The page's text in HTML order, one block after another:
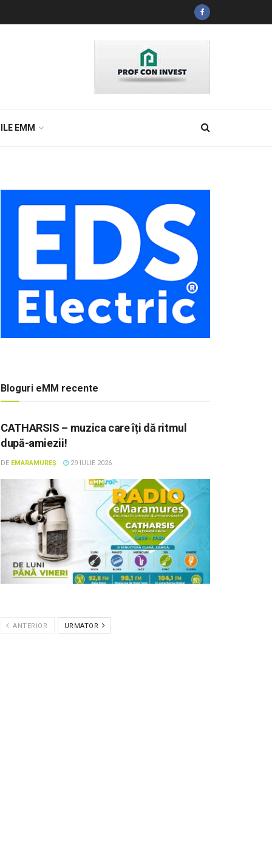
EMM
Bloguri eMM recente
CATHARSIS – muzica care îți dă ritmul
după-amiezii!
DE EMARAMUREȘ 29 IULIE 2026
ANTERIOR URMATOR